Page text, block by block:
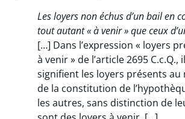
Les loyers non échus d’un bail en
tout autant « à venir » que ceux
[…] Dans l’expression « loyers
à venir » de l’article 2695 C.c.Q.,
signifient les loyers présents
de la constitution de
les autres, sans distinction de